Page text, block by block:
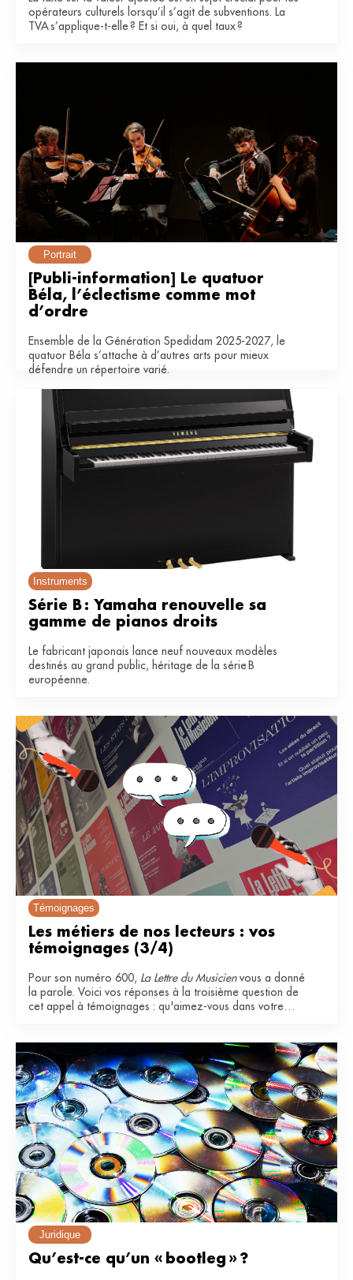
opérateurs culturels lorsqu’il s’agit de subventions. La
TVA s’applique-t-elle ? Et si oui, à quel taux ?
Portrait
[Publi-information] Le quatuor
Béla, l’éclectisme comme mot
d’ordre
Ensemble de la Génération Spedidam 2025-2027, le
quatuor Béla s’attache à d’autres arts pour mieux
défendre un répertoire varié.
Instruments
Série B : Yamaha renouvelle sa
gamme de pianos droits
Le fabricant japonais lance neuf nouveaux modèles
destinés au grand public, héritage de la série B
européenne.
Témoignages
Les métiers de nos lecteurs : vos
témoignages (3/4)
Pour son numéro 600, La Lettre du Musicienvous a donné
la parole. Voici vos réponses à la troisième question de
cet appel à témoignages : qu'aimez-vous dans votre
Juridique
Qu’est-ce qu’un « bootleg » ?